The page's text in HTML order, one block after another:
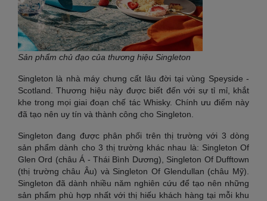
Sản phẩm chủ đạo của thương hiệu Singleton
Singleton là nhà máy chưng cất lâu đời tại vùng Speyside -
Scotland. Thương hiệu này được biết đến với sự tỉ mỉ, khắt
khe trong mọi giai đoạn chế tác Whisky. Chính ưu điểm này
đã tạo nên uy tín và thành công cho Singleton.
Singleton đang được phân phối trên thị trường với 3 dòng
sản phẩm dành cho 3 thị trường khác nhau là: Singleton Of
Glen Ord (châu Á - Thái Bình Dương), Singleton Of Dufftown
(thị trường châu Âu) và Singleton Of Glendullan (châu Mỹ).
Singleton đã dành nhiều năm nghiên cứu để tạo nên những
sản phẩm phù hợp nhất với thị hiếu khách hàng tại mỗi khu